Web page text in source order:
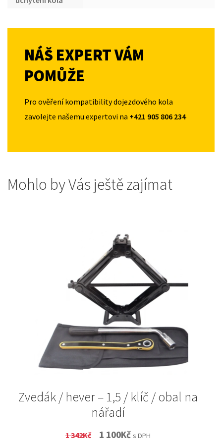
NÁŠ EXPERT VÁM
POMŮŽE
Pro ověření kompatibility dojezdového kola
zavolejte našemu expertovi na +421 905 806 234
Mohlo by Vás ještě zajímat
Zvedák / hever – 1,5 / klíč / obal na
nářadí
1 342Kč
Original
1 100KčCurrent
s DPH